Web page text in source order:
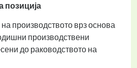
позиција
производството врз основа
производствени
до раководството на